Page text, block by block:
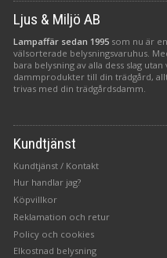
Ljus & Miljö AB
Lampaffär sedan 1995 som nu är
välsorterade belysningsvaruhus.
bara belysning av alla dess slag
dammprodukter till din trädgård,
trivas med din trädgårdsdamm.
Kundtjänst
Kundtjänst / Kontakt
Hur handlar jag?
Köpvillkor
Reklamation och retur
Policy och cookies
Elkostnad belysning